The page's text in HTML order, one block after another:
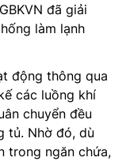
đã giải
làm lạnh
động thông qua
các luồng khí
chuyển đều
tủ. Nhờ đó, dù
trong ngăn chứa,